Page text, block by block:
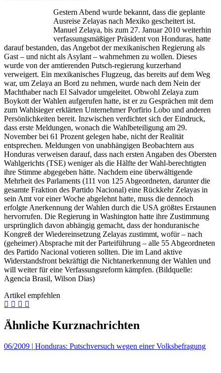
Gestern Abend wurde bekannt, dass die geplante
Ausreise Zelayas nach Mexiko gescheitert ist.
Manuel Zelaya, bis zum 27. Januar 2010 weiterhin
verfassungsmäßiger Präsident von Honduras, hatte
darauf bestanden, das Angebot der mexikanischen Regierung als
Gast – und nicht als Asylant – wahrnehmen zu wollen. Dieses
wurde von der amtierenden Putsch-regierung kurzerhand
verweigert. Ein mexikanisches Flugzeug, das bereits auf dem Weg
war, um Zelaya an Bord zu nehmen, wurde nach dem Nein der
Machthaber nach El Salvador umgeleitet. Obwohl Zelaya zum
Boykott der Wahlen aufgerufen hatte, ist er zu Gesprächen mit dem
zum Wahlsieger erklärten Unternehmer Porfirio Lobo und anderen
Persönlichkeiten bereit. Inzwischen verdichtet sich der Eindruck,
dass erste Meldungen, wonach die Wahlbeteiligung am 29.
November bei 61 Prozent gelegen habe, nicht der Realität
entsprechen. Meldungen von unabhängigen Beobachtern aus
Honduras verweisen darauf, dass nach ersten Angaben des Obersten
Wahlgerichts (TSE) weniger als die Hälfte der Wahl-berechtigten
ihre Stimme abgegeben hätte. Nachdem eine überwältigende
Mehrheit des Parlaments (111 von 125 Abgeordneten, darunter die
gesamte Fraktion des Partido Nacional) eine Rückkehr Zelayas in
sein Amt vor einer Woche abgelehnt hatte, muss die dennoch
erfolgte Anerkennung der Wahlen durch die USA größtes Erstaunen
hervorrufen. Die Regierung in Washington hatte ihre Zustimmung
ursprünglich davon abhängig gemacht, dass der honduranische
Kongreß der Wiedereinsetzung Zelayas zustimmt, wofür – nach
(geheimer) Absprache mit der Parteiführung – alle 55 Abgeordneten
des Partido Nacional votieren sollten. Die im Land aktive
Widerstandsfront bekräftigt die Nichtanerkennung der Wahlen und
will weiter für eine Verfassungsreform kämpfen. (Bildquelle:
Agencia Brasil, Wilson Dias)
Artikel empfehlen
Ähnliche Kurznachrichten
06/2009 | Honduras: Putschversuch wegen einer Volksbefragung